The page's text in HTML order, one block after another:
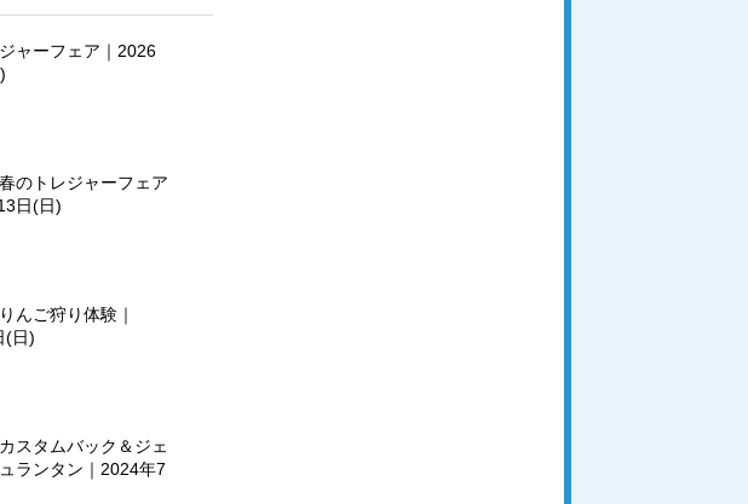
ャーフェア｜2026
のトレジャーフェア
日(日)
んご狩り体験｜
(日)
スタムバック＆ジェ
ランタン｜2024年7